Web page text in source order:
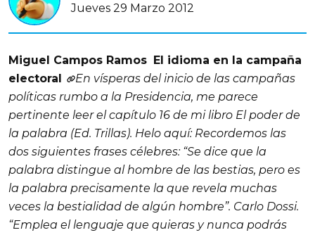
Jueves 29 Marzo 2012
Miguel Campos Ramos El idioma en la campaña
electoral
En vísperas del inicio de las campañas
políticas rumbo a la Presidencia, me parece
pertinente leer el capítulo 16 de mi libro El poder de
la palabra (Ed. Trillas). Helo aquí: Recordemos las
dos siguientes frases célebres: “Se dice que la
palabra distingue al hombre de las bestias, pero es
la palabra precisamente la que revela muchas
veces la bestialidad de algún hombre”. Carlo Dossi.
“Emplea el lenguaje que quieras y nunca podrás